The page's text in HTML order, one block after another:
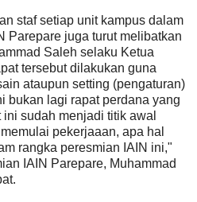
staf setiap unit kampus dalam
Parepare juga turut melibatkan
Saleh selaku Ketua
tersebut dilakukan guna
ataupun setting (pengaturan)
bukan lagi rapat perdana yang
sudah menjadi titik awal
pekerjaaan, apa hal
rangka peresmian IAIN ini,"
IAIN Parepare, Muhammad